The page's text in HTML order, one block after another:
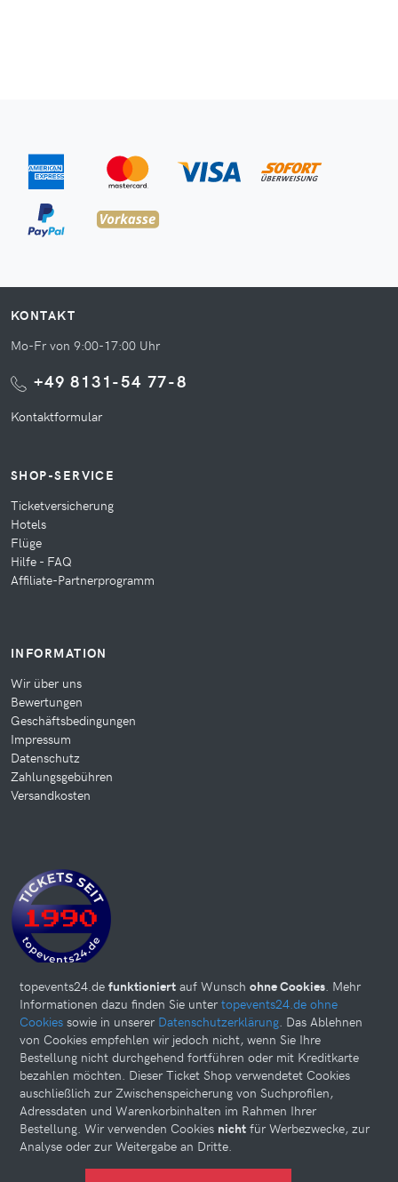
KONTAKT
Mo-Fr von 9:00-17:00 Uhr
+49 8131-54 77-8
Kontaktformular
SHOP-SERVICE
Ticketversicherung
Hotels
Flüge
Hilfe - FAQ
Affiliate-Partnerprogramm
INFORMATION
Wir über uns
Bewertungen
Geschäftsbedingungen
Impressum
Datenschutz
Zahlungsgebühren
Versandkosten
Diese Website kann Cookies verwenden. Bitte nehmen Sie weiter
topevents24.de funktioniert auf Wunsch ohne Cookies. Mehr
Informationen dazu finden Sie unter topevents24.de ohne
Cookies sowie in unserer Datenschutzerklärung. Das Ablehnen
von Cookies empfehlen wir jedoch nicht, wenn Sie Ihre
Bestellung nicht durchgehend fortführen oder mit Kreditkarte
bezahlen möchten. Dieser Ticket Shop verwendetet Cookies
auschließlich zur Zwischenspeicherung von Suchprofilen,
Adressdaten und Warenkorbinhalten im Rahmen Ihrer
Bestellung. Wir verwenden Cookies nicht für Werbezwecke, zur
Analyse oder zur Weitergabe an Dritte.